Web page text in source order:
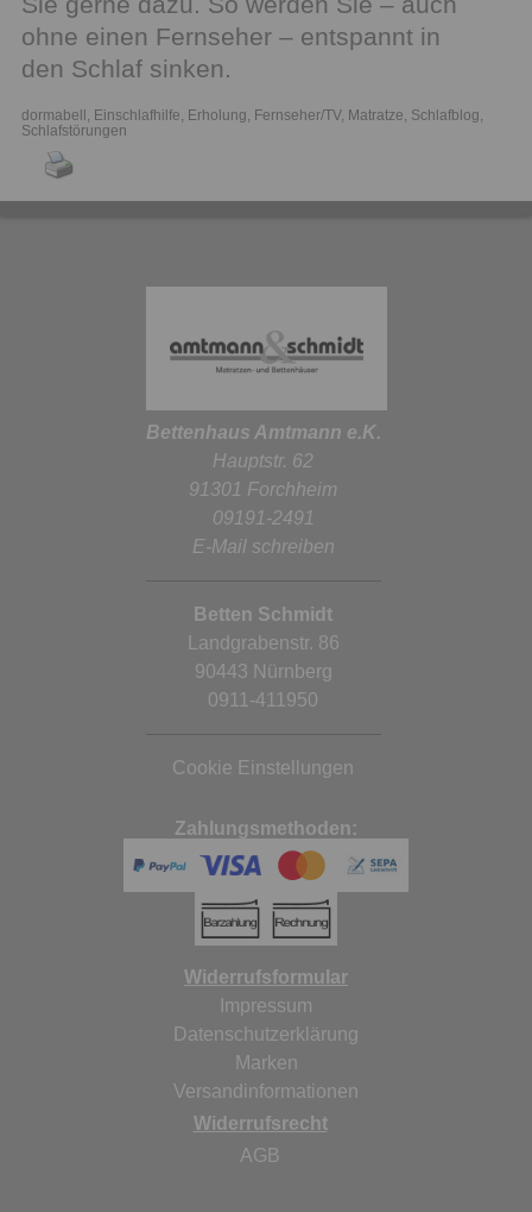
ohne einen Fernseher – entspannt in
den Schlaf sinken.
dormabell , Einschlafhilfe, Erholung, Fernseher/TV, Matratze, Schlafblog,
Schlafstörungen
Bettenhaus Amtmann e.K.
Hauptstr. 62
91301 Forchheim
09191-2491
E-Mail schreiben
Betten Schmidt
Landgrabenstr. 86
90443 Nürnberg
0911-411950
Cookie Einstellungen
Zahlungsmethoden:
Widerrufsformular
Impressum
Datenschutzerklärung
Marken
Versandinformationen
Widerrufsrecht
AGB